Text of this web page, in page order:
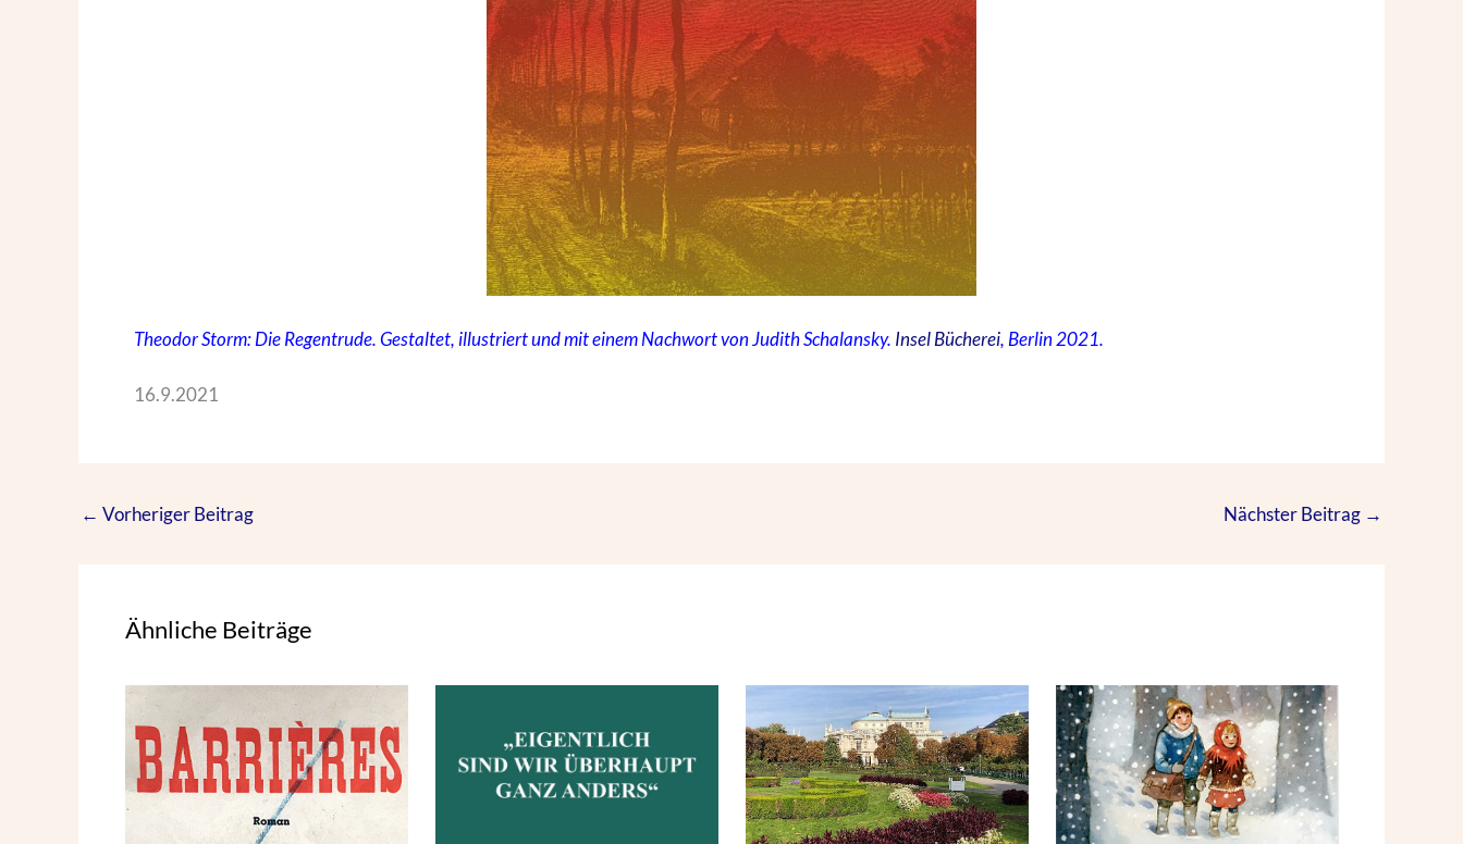
Theodor Storm: Die Regentrude. Gestaltet, illustriert und mit einem Nachwort von Judith Schalansky. Insel Bücherei, Berlin 2021.
16.9.2021
← Vorheriger Beitrag Nächster Beitrag →
Ähnliche Beiträge